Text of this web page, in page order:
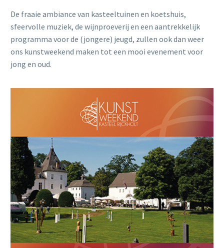
De fraaie ambiance van kasteeltuinen en koetshuis,
sfeervolle muziek, de wijnproeverij en een aantrekkelijk
programma voor de (jongere) jeugd, zullen ook dan weer
ons kunstweekend maken tot een mooi evenement voor
jong en oud.